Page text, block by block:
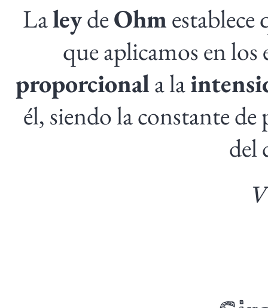
LaleydeOhmestablece
que aplicamos en
proporcionala la
él, siendo la constante
del